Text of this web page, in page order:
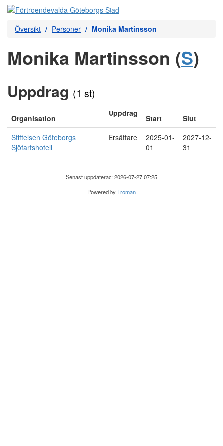
Översikt Personer Monika Martinsson
Monika Martinsson (S)
Uppdrag (1 st)
Organisation
Uppdrag
Start
Slut
Stiftelsen Göteborgs
Sjöfartshotell
Ersättare
2025-01-
01
2027-12-
31
Senast uppdaterad: 2026-07-27 07:25
Powered byTroman